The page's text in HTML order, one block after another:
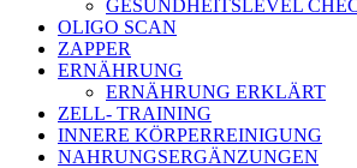
GESUNDHEITSLEVEL
OLIGO SCAN
ZAPPER
ERNÄHRUNG
ERNÄHRUNG ERKLÄRT
ZELL- TRAINING
INNERE KÖRPERREINIGUNG
NAHRUNGSERGÄNZUNGEN